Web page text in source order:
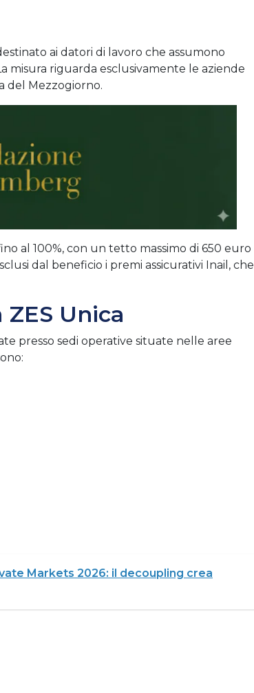
ai datori di lavoro che assumono
misura riguarda esclusivamente le aziende
del Mezzogiorno.
al 100%, con un tetto massimo di 650 euro
dal beneficio i premi assicurativi Inail, che
Unica
presso sedi operative situate nelle aree
Markets 2026: il decoupling crea